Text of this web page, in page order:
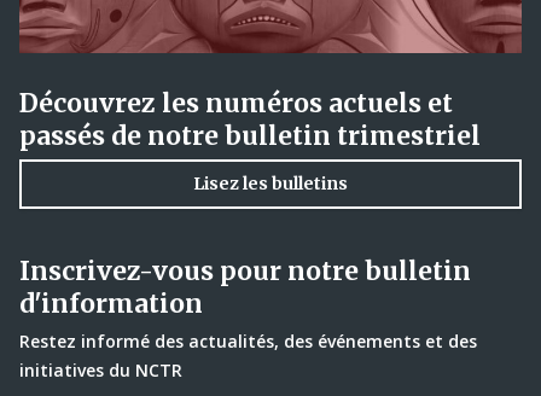
Découvrez les numéros actuels et
passés de notre bulletin trimestriel
Lisez les bulletins
Inscrivez-vous pour notre bulletin
d'information
Restez informé des actualités, des événements et des
initiatives du NCTR